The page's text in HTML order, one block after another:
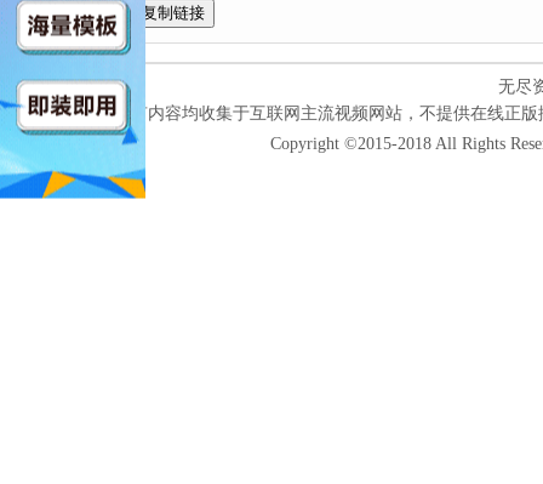
全选
无尽
本网站所有内容均收集于互联网主流视频网站，不提供在线正
Copyright ©2015-2018 All Rights